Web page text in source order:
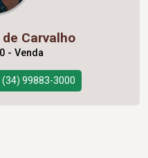
Carvalho
- Venda
(34) 99883-3000